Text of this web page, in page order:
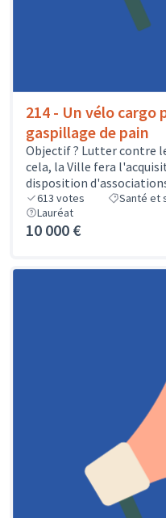
214 - Un vélo
gaspillage de pain
Objectif ? Lutter contre
cela, la Ville fera
disposition
613 votes Santé et
Lauréat
10 000 €